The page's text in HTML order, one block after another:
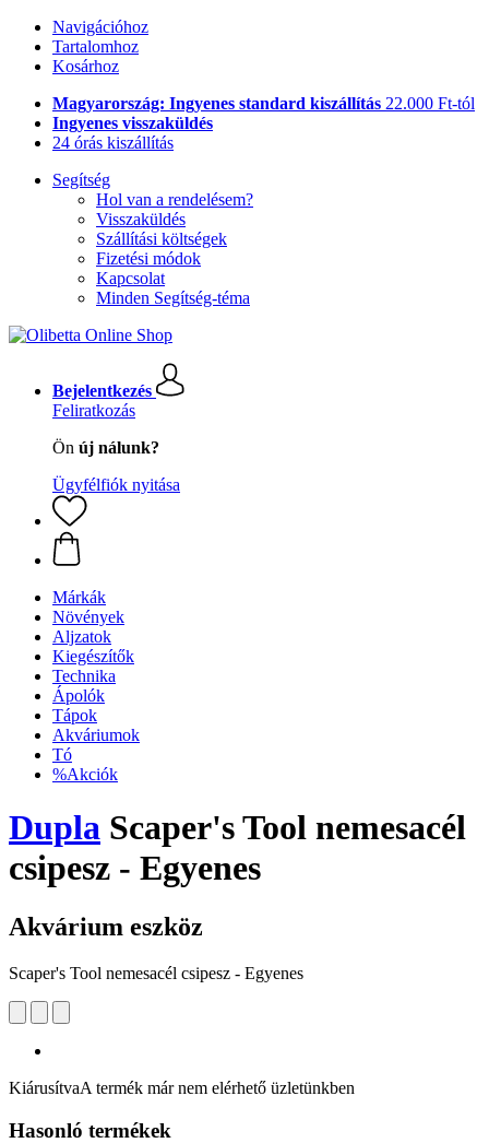
Navigációhoz
Tartalomhoz
Kosárhoz
Magyarország: Ingyenes standard kiszállítás 22.000 Ft-tól
Ingyenes visszaküldés
24 órás kiszállítás
Segítség
Hol van a rendelésem?
Visszaküldés
Szállítási költségek
Fizetési módok
Kapcsolat
Minden Segítség-téma
Bejelentkezés
Feliratkozás
Ön új nálunk?
Ügyfélfiók nyitása
Márkák
Növények
Aljzatok
Kiegészítők
Technika
Ápolók
Tápok
Akváriumok
Tó
%Akciók
Dupla Scaper's Tool nemesacél
csipesz - Egyenes
Akvárium eszköz
Scaper's Tool nemesacél csipesz - Egyenes
KiárusítvaA termék már nem elérhető üzletünkben
Hasonló termékek